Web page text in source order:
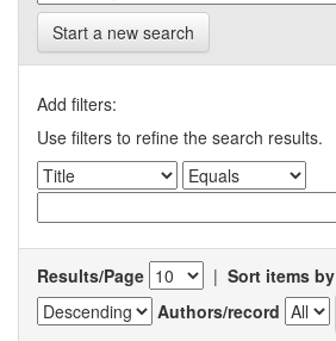
Start a new search
Add filters:
Use filters to refine the search results.
Results/Page | Sort items by
Authors/record